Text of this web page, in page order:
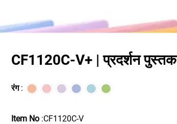
CF1120C-V+ | प्रदर्शन पुस्तक
रंग:
Item No :CF1120C-V